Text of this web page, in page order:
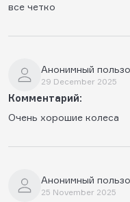
все четко
Анонимный
29 December 2025
Комментарий:
Очень хорошие колеса
Анонимный
25 November 2025